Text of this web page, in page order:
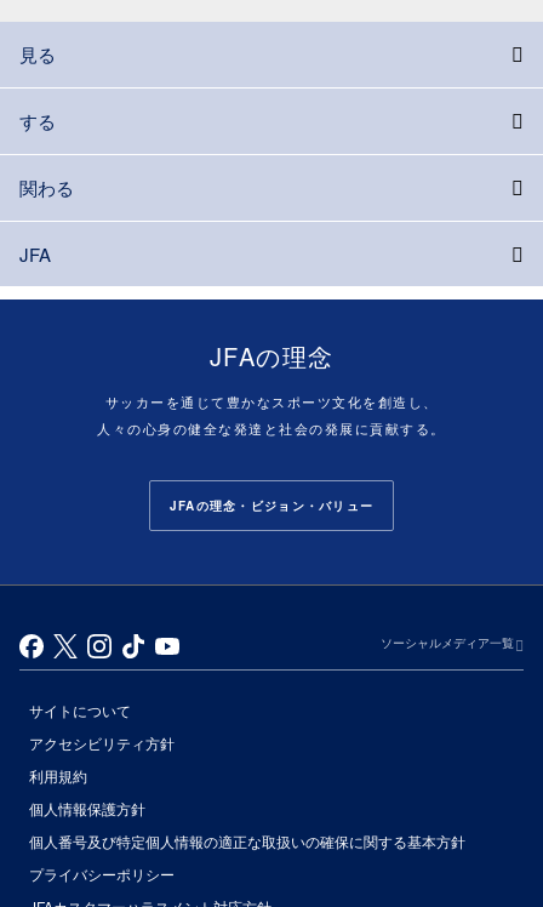
見る
する
関わる
JFA
JFAの理念
サッカーを通じて豊かなスポーツ文化を創造し、
人々の心身の健全な発達と社会の発展に貢献する。
JFAの理念・ビジョン・バリュー
ソーシャルメディア一覧
サイトについて
アクセシビリティ方針
利用規約
個人情報保護方針
個人番号及び特定個人情報の適正な取扱いの確保に関する基本方針
プライバシーポリシー